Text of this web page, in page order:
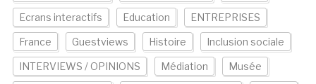
Ecrans interactifs Education ENTREPRISES
France Guestviews Histoire Inclusion sociale
INTERVIEWS / OPINIONS Médiation Musée